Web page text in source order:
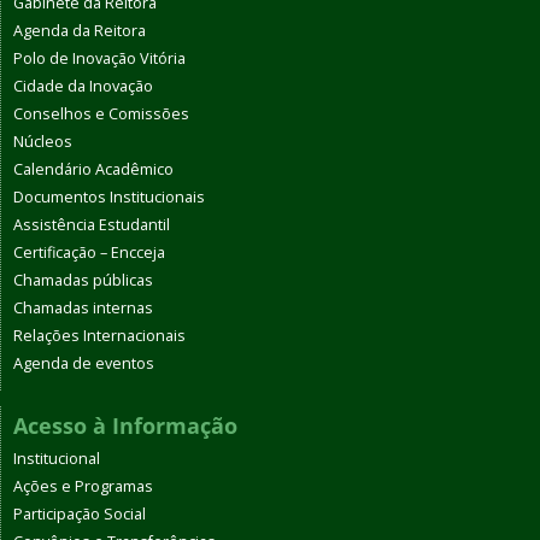
Agenda da Reitora
Polo de Inovação Vitória
Cidade da Inovação
Conselhos e Comissões
Núcleos
Calendário Acadêmico
Documentos Institucionais
Assistência Estudantil
Certificação – Encceja
Chamadas públicas
Chamadas internas
Relações Internacionais
Agenda de eventos
Acesso à Informação
Institucional
Ações e Programas
Participação Social